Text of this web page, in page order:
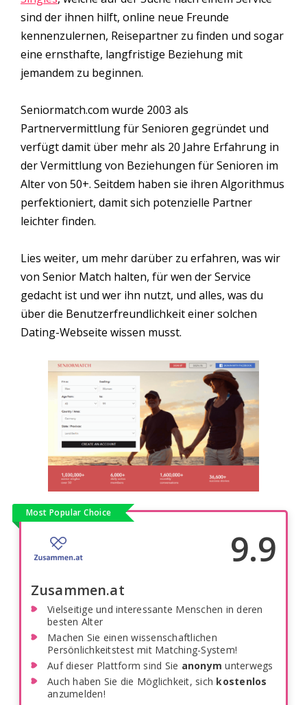
sind der ihnen hilft, online neue Freunde
kennenzulernen, Reisepartner zu finden und sogar
eine ernsthafte, langfristige Beziehung mit
jemandem zu beginnen.
Seniormatch.com wurde 2003 als
Partnervermittlung für Senioren gegründet und
verfügt damit über mehr als 20 Jahre Erfahrung in
der Vermittlung von Beziehungen für Senioren im
Alter von 50+. Seitdem haben sie ihren Algorithmus
perfektioniert, damit sich potenzielle Partner
leichter finden.
Lies weiter, um mehr darüber zu erfahren, was wir
von Senior Match halten, für wen der Service
gedacht ist und wer ihn nutzt, und alles, was du
über die Benutzerfreundlichkeit einer solchen
Dating-Webseite wissen musst.
Most Popular Choice
9.9
Zusammen.at
Vielseitige und interessante Menschen in deren
besten Alter
Machen Sie einen wissenschaftlichen
Persönlichkeitstest mit Matching-System!
Auf dieser Plattform sind Sie anonym unterwegs
Auch haben Sie die Möglichkeit, sich kostenlos
anzumelden!